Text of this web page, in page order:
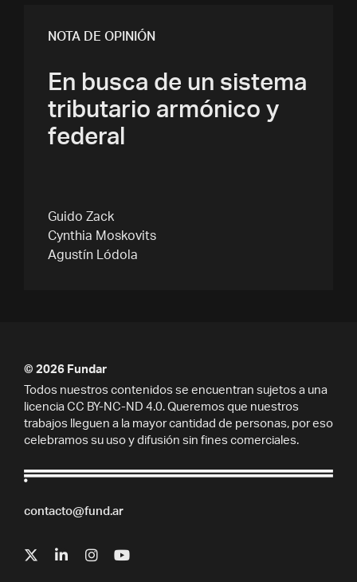
NOTA DE OPINIÓN
En busca de un sistema
tributario armónico y
federal
Guido Zack
Cynthia Moskovits
Agustín Lódola
contacto@fund.ar
© 2026 Fundar
Todos nuestros contenidos se encuentran sujetos a una
licencia CC BY-NC-ND 4.0. Queremos que nuestros
trabajos lleguen a la mayor cantidad de personas, por eso
celebramos su uso y difusión sin fines comerciales.